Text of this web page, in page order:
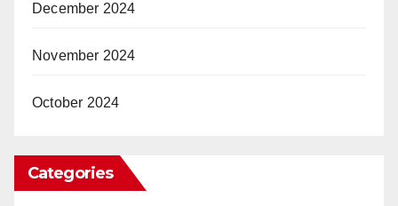
December 2024
November 2024
October 2024
Categories